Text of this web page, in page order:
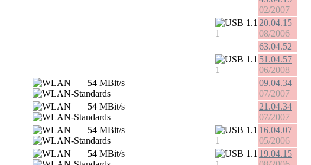
02/2007
1.1
1
20.04.15
08/2006
63.04.52
1.1
1
51.04.57
06/2008
54 MBit/s
09.04.34
07/2007
54 MBit/s
21.04.34
07/2007
54 MBit/s
1.1
1
16.04.07
05/2006
54 MBit/s
1.1 19.04.15